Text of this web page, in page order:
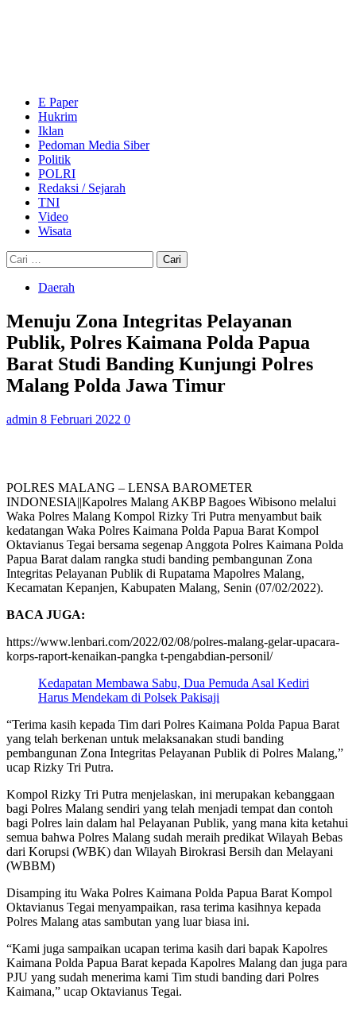
E Paper
Hukrim
Iklan
Pedoman Media Siber
Politik
POLRI
Redaksi / Sejarah
TNI
Video
Wisata
Cari
untuk:
Daerah
Menuju Zona Integritas Pelayanan
Publik, Polres Kaimana Polda Papua
Barat Studi Banding Kunjungi Polres
Malang Polda Jawa Timur
admin 8 Februari 2022 0
POLRES MALANG – LENSA BAROMETER
INDONESIA||Kapolres Malang AKBP Bagoes Wibisono melalui
Waka Polres Malang Kompol Rizky Tri Putra menyambut baik
kedatangan Waka Polres Kaimana Polda Papua Barat Kompol
Oktavianus Tegai bersama segenap Anggota Polres Kaimana Polda
Papua Barat dalam rangka studi banding pembangunan Zona
Integritas Pelayanan Publik di Rupatama Mapolres Malang,
Kecamatan Kepanjen, Kabupaten Malang, Senin (07/02/2022).
BACA JUGA:
https://www.lenbari.com/2022/02/08/polres-malang-gelar-upacara-
korps-raport-kenaikan-pangka t-pengabdian-personil/
Kedapatan Membawa Sabu, Dua Pemuda Asal Kediri
Harus Mendekam di Polsek Pakisaji
“Terima kasih kepada Tim dari Polres Kaimana Polda Papua Barat
yang telah berkenan untuk melaksanakan studi banding
pembangunan Zona Integritas Pelayanan Publik di Polres Malang,”
ucap Rizky Tri Putra.
Kompol Rizky Tri Putra menjelaskan, ini merupakan kebanggaan
bagi Polres Malang sendiri yang telah menjadi tempat dan contoh
bagi Polres lain dalam hal Pelayanan Publik, yang mana kita ketahui
semua bahwa Polres Malang sudah meraih predikat Wilayah Bebas
dari Korupsi (WBK) dan Wilayah Birokrasi Bersih dan Melayani
(WBBM)
Disamping itu Waka Polres Kaimana Polda Papua Barat Kompol
Oktavianus Tegai menyampaikan, rasa terima kasihnya kepada
Polres Malang atas sambutan yang luar biasa ini.
“Kami juga sampaikan ucapan terima kasih dari bapak Kapolres
Kaimana Polda Papua Barat kepada Kapolres Malang dan juga para
PJU yang sudah menerima kami Tim studi banding dari Polres
Kaimana,” ucap Oktavianus Tegai.